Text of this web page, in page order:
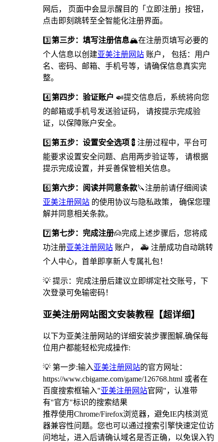
网后， 页面中会显示醒目的「立即注册」按钮，
点击即刻跳转至全智能化注册界面。
3️⃣第三步：填写注册信息🏔在注册页填写必要的
个人信息以创建亚美注册网站 账户， 包括：用户
名、密码、邮箱、手机号等，请确保信息真实完
整。
4️⃣第四步：验证账户 🍛提交信息后，系统将向您
的邮箱或手机号发送验证码， 请按提示完成验
证，以保障账户安全。
5️⃣第五步：设置安全选项 💈️注册过程中，平台可
能要求设置安全问题、启用两步验证等， 请根据
提示完成设置，并妥善保管相关信息。
6️⃣第六步：阅读并同意条款🔪注册前请仔细阅读
亚美注册网站 的使用协议与隐私政策， 确保您理
解并同意相关条款。
7️⃣第七步：完成注册🙍完成上述步骤后，您将成
功注册亚美注册网站 账户， 🚑 注册成功自动跳转
个人中心，首单即享新人专属礼包！
💡 提示：完成注册后建议立即绑定社交账号，下
次登录可免输密码！
亚美注册网站图文安装教程【超详细】
以下为亚美注册网站的详细安装步骤图解,确保每
位用户都能轻松完成操作:
💡 第一步:输入亚美注册网站的官方网址：
https://www.cbigame.com/game/126768.html 或者在
百度搜索框输入"亚美注册网站官网"，认准带
有"官方"标识的搜索结果
推荐使用Chrome/Firefox浏览器，避免IE内核浏览
器兼容性问题。您也可以通过搜索引擎快速定位访
问地址，进入后请确认域名是否正确，以免误入钓